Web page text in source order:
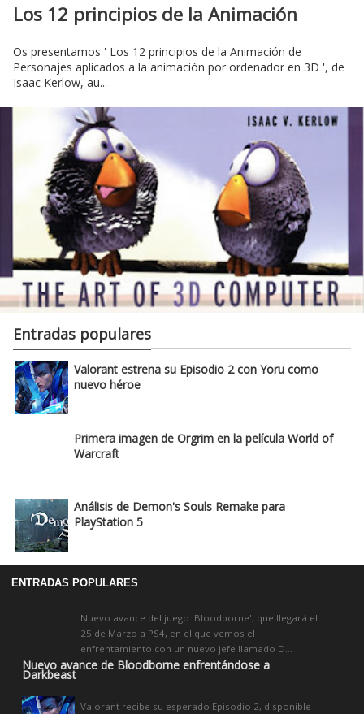
Los 12 principios de la Animación
Os presentamos ' Los 12 principios de la Animación de
Personajes aplicados a la animación por ordenador en 3D ', de
Isaac Kerlow, au...
Entradas populares
Valorant estrena su Episodio 2 con Yoru como
nuevo héroe
Primera imagen de Orgrim en la película World of
Warcraft
Análisis de Demon's Souls Remake para
PlayStation 5
ENTRADAS POPULARES
Nuevo avance de Bloodborne enfrentándose a
Darkbeast
Nuevo avance del juego 'Bloodborne', que llegará el
25 de Marzo a PS4, en el que vemos el
enfrentamiento con un nuevo jefe llamado D...
Valorant recibe su esperado Episodio 2, disponible